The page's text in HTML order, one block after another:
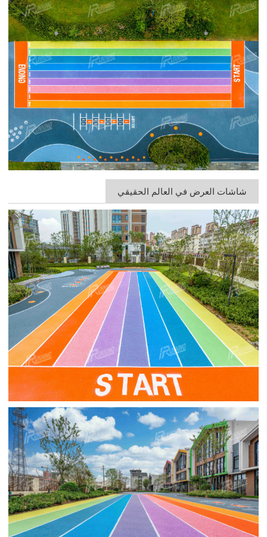
شاشات العرض في العالم الحقيقي